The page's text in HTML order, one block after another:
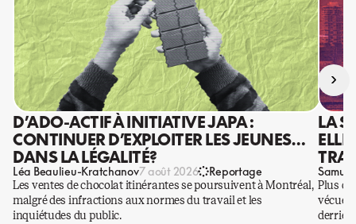
D’ADO-ACTIF À INITIATIVE JAPA :
CONTINUER D’EXPLOITER LES JEUNES…
DANS LA LÉGALITÉ?
Léa Beaulieu-Kratchanov7 août 2026 Reportage
Les ventes de chocolat itinérantes se poursuivent à Montréal,
malgré des infractions aux normes du travail et les
inquiétudes du public.
LA
Plus
vécues
›